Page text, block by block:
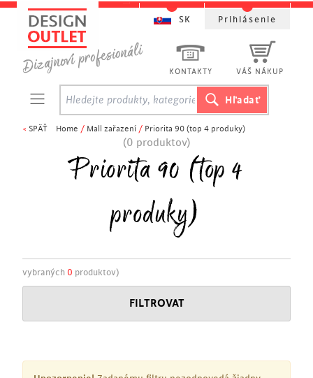
< SPÄŤ Home / Mall zařazení / Priorita 90 (top 4 produky)
(0 produktov)
Priorita 90 (top 4
produky)
vybraných 0 produktov)
FILTROVAT
KONTAKTY VÁŠ NÁKUP
SK Prihlásenie